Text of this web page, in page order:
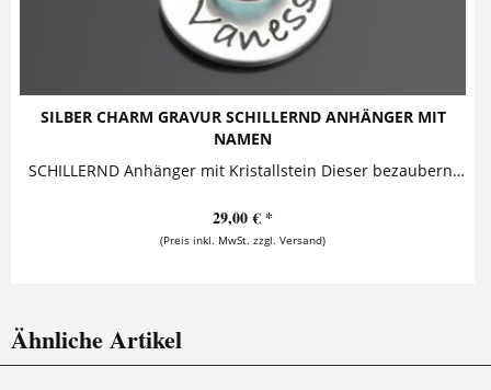
SILBER CHARM GRAVUR SCHILLERND ANHÄNGER MIT
NAMEN
SCHILLERND Anhänger mit Kristallstein Dieser bezaubernde Silberanhänger mit Namensgravur ist zusammen mit einem schillernden Kristallstein an...
29,00 € *
(Preis inkl. MwSt. zzgl. Versand)
Ähnliche Artikel